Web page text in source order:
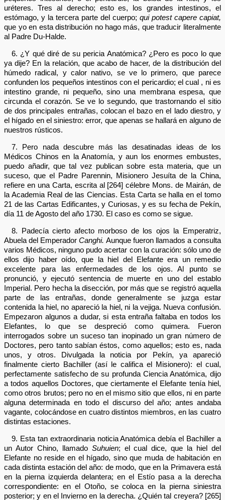
uréteres. Tres al derecho; esto es, los grandes intestinos, el
estómago, y la tercera parte del cuerpo; qui potest capere capiat,
que yo en esta distribución no hago más, que traducir literalmente
al Padre Du-Halde.
6. ¿Y qué diré de su pericia Anatómica? ¿Pero es poco lo que
ya dije? En la relación, que acabo de hacer, de la distribución del
húmedo radical, y calor nativo, se ve lo primero, que parece
confunden los pequeños intestinos con el pericardio; el cual , ni es
intestino grande, ni pequeño, sino una membrana espesa, que
circunda el corazón. Se ve lo segundo, que trastornando el sitio
de dos principales entrañas, colocan el bazo en el lado diestro, y
el hígado en el siniestro: error, que apenas se hallará en alguno de
nuestros rústicos.
7. Pero nada descubre más las desatinadas ideas de los
Médicos Chinos en la Anatomía, y aun los enormes embustes,
puedo añadir, que tal vez publican sobre esta materia, que un
suceso, que el Padre Parennin, Misionero Jesuíta de la China,
refiere en una Carta, escrita al [264] célebre Mons. de Mairán, de
la Academia Real de las Ciencias. Esta Carta se halla en el tomo
21 de las Cartas Edificantes, y Curiosas, y es su fecha de Pekín,
día 11 de Agosto del año 1730. El caso es como se sigue.
8. Padecía cierto afecto morboso de los ojos la Emperatriz,
Abuela del EmperadorCanghi. Aunque fueron llamados a consulta
varios Médicos, ninguno pudo acertar con la curación: sólo uno de
ellos dijo haber oído, que la hiel del Elefante era un remedio
excelente para las enfermedades de los ojos. Al punto se
pronunció, y ejecutó sentencia de muerte en uno del establo
Imperial. Pero hecha la disección, por más que se registró aquella
parte de las entrañas, donde generalmente se juzga estar
contenida la hiel, no apareció la hiel, ni la vejiga. Nueva confusión.
Empezaron algunos a dudar, si esta entraña faltaba en todos los
Elefantes, lo que se despreció como quimera. Fueron
interrogados sobre un suceso tan inopinado un gran número de
Doctores, pero tanto sabían éstos, como aquellos; esto es, nada
unos, y otros. Divulgada la noticia por Pekín, ya apareció
finalmente cierto Bachiller (así le califica el Misionero): el cual,
perfectamente satisfecho de su profunda Ciencia Anatómica, dijo
a todos aquellos Doctores, que ciertamente el Elefante tenía hiel,
como otros brutos; pero no en el mismo sitio que ellos, ni en parte
alguna determinada en todo el discurso del año; antes andaba
vagante, colocándose en cuatro distintos miembros, en las cuatro
distintas estaciones.
9. Esta tan extraordinaria noticia Anatómica debía el Bachiller a
un Autor Chino, llamado Suhuien; el cual dice, que la hiel del
Elefante no reside en el hígado, sino que muda de habitación en
cada distinta estación del año: de modo, que en la Primavera está
en la pierna izquierda delantera; en el Estío pasa a la derecha
correspondiente: en el Otoño, se coloca en la pierna siniestra
posterior; y en el Invierno en la derecha. ¿Quién tal creyera? [265]